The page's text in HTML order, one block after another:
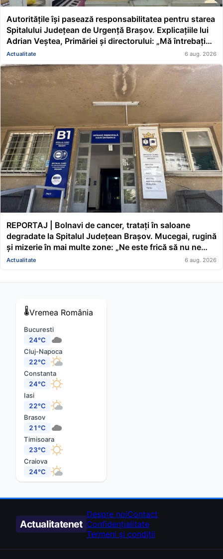
Autoritățile își pasează responsabilitatea pentru starea
Spitalului Județean de Urgență Brașov. Explicațiile lui
Adrian Veștea, Primăriei și directorului: „Mă întrebați
pe mine de ce nu s-au renovat în ultimii 36 de ani?”
Actualitate 6 aug. 2026
REPORTAJ | Bolnavi de cancer, tratați în saloane
degradate la Spitalul Județean Brașov. Mucegai, rugină
și mizerie în mai multe zone: „Ne este frică să nu ne
cadă tavanul în cap” FOTO/VIDEO
Actualitate 6 aug. 2026
🌡️Vremea România
Bucuresti
24°C
Cluj-Napoca
22°C
Constanta
24°C
Iasi
22°C
Brasov
21°C
Timisoara
23°C
Craiova
24°C
Actualitatenet
Despre noiContact
Confidențialitate
Termeni și condiții